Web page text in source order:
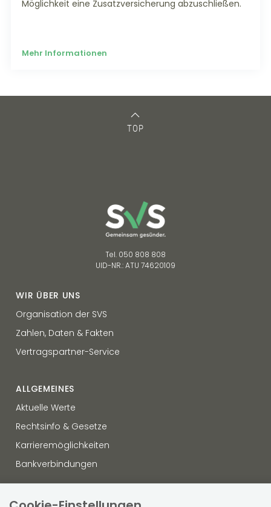
Möglichkeit eine Zusatzversicherung abzuschließen.
Mehr Informationen
TOP
Tel. 050 808 808
UID-NR.: ATU 74620109
WIR ÜBER UNS
Organisation der SVS
Zahlen, Daten & Fakten
Vertragspartner-Service
ALLGEMEINES
Aktuelle Werte
Rechtsinfo & Gesetze
Karrieremöglichkeiten
Bankverbindungen
OFFENLEGUNG